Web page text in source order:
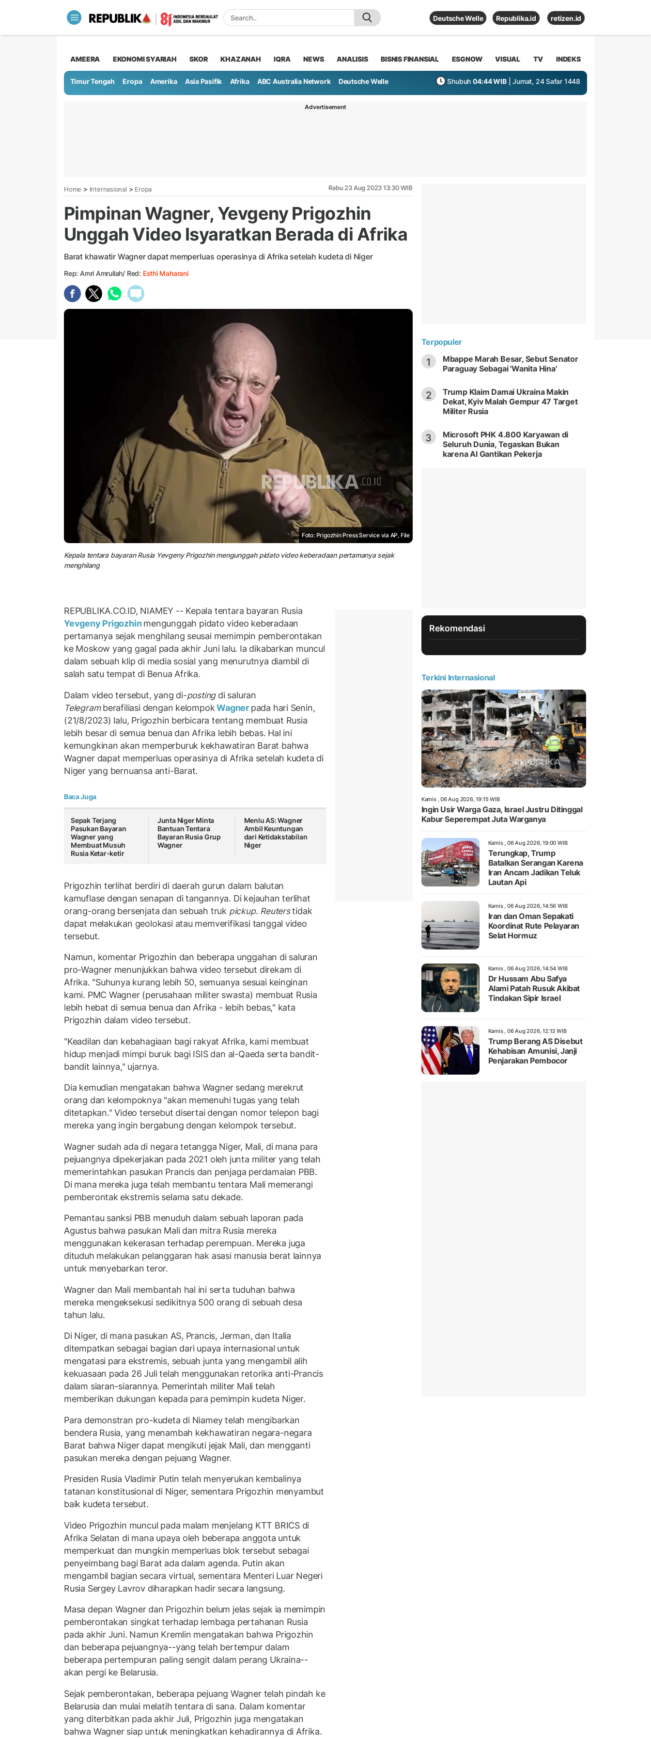
Deutsche Welle Republika.id retizen.id
AMEERA EKONOMI SYARIAH SKOR KHAZANAH IQRA NEWS ANALISIS BISNIS FINANSIAL ESGNOW VISUAL TV INDEKS
Timur Tengah Eropa Amerika Asia Pasifik Afrika ABC Australia Network Deutsche Welle Shubuh 04:44 WIB | Jumat, 24 Safar 1448
Advertisement
Home > Internasional > Eropa Rabu 23 Aug 2023 13:30 WIB
Pimpinan Wagner, Yevgeny Prigozhin
Unggah Video Isyaratkan Berada di Afrika
Barat khawatir Wagner dapat memperluas operasinya di Afrika setelah kudeta di Niger
Rep: Amri Amrullah/ Red: Esthi Maharani
Foto: Prigozhin Press Service via AP, File
Kepala tentara bayaran Rusia Yevgeny Prigozhin mengunggah pidato video keberadaan pertamanya sejak
menghilang
REPUBLIKA.CO.ID, NIAMEY -- Kepala tentara bayaran Rusia
Yevgeny Prigozhinmengunggah pidato video keberadaan
pertamanya sejak menghilang seusai memimpin pemberontakan
ke Moskow yang gagal pada akhir Juni lalu. Ia dikabarkan muncul
dalam sebuah klip di media sosial yang menurutnya diambil di
salah satu tempat di Benua Afrika.
Dalam video tersebut, yang di-postingdi saluran
Telegramberafiliasi dengan kelompokWagner pada hari Senin,
(21/8/2023) lalu, Prigozhin berbicara tentang membuat Rusia
lebih besar di semua benua dan Afrika lebih bebas. Hal ini
kemungkinan akan memperburuk kekhawatiran Barat bahwa
Wagner dapat memperluas operasinya di Afrika setelah kudeta di
Niger yang bernuansa anti-Barat.
Baca Juga
Sepak Terjang
Pasukan Bayaran
Wagner yang
Membuat Musuh
Rusia Ketar-ketir
Junta Niger Minta
Bantuan Tentara
Bayaran Rusia Grup
Wagner
Menlu AS: Wagner
Ambil Keuntungan
dari Ketidakstabilan
Niger
Prigozhin terlihat berdiri di daerah gurun dalam balutan
kamuflase dengan senapan di tangannya. Di kejauhan terlihat
orang-orang bersenjata dan sebuah truk pickup. Reuterstidak
dapat melakukan geolokasi atau memverifikasi tanggal video
tersebut.
Namun, komentar Prigozhin dan beberapa unggahan di saluran
pro-Wagner menunjukkan bahwa video tersebut direkam di
Afrika. "Suhunya kurang lebih 50, semuanya sesuai keinginan
kami. PMC Wagner (perusahaan militer swasta) membuat Rusia
lebih hebat di semua benua dan Afrika - lebih bebas," kata
Prigozhin dalam video tersebut.
"Keadilan dan kebahagiaan bagi rakyat Afrika, kami membuat
hidup menjadi mimpi buruk bagi ISIS dan al-Qaeda serta bandit-
bandit lainnya," ujarnya.
Dia kemudian mengatakan bahwa Wagner sedang merekrut
orang dan kelompoknya "akan memenuhi tugas yang telah
ditetapkan." Video tersebut disertai dengan nomor telepon bagi
mereka yang ingin bergabung dengan kelompok tersebut.
Wagner sudah ada di negara tetangga Niger, Mali, di mana para
pejuangnya dipekerjakan pada 2021 oleh junta militer yang telah
memerintahkan pasukan Prancis dan penjaga perdamaian PBB.
Di mana mereka juga telah membantu tentara Mali memerangi
pemberontak ekstremis selama satu dekade.
Pemantau sanksi PBB menuduh dalam sebuah laporan pada
Agustus bahwa pasukan Mali dan mitra Rusia mereka
menggunakan kekerasan terhadap perempuan. Mereka juga
dituduh melakukan pelanggaran hak asasi manusia berat lainnya
untuk menyebarkan teror.
Wagner dan Mali membantah hal ini serta tuduhan bahwa
mereka mengeksekusi sedikitnya 500 orang di sebuah desa
tahun lalu.
Di Niger, di mana pasukan AS, Prancis, Jerman, dan Italia
ditempatkan sebagai bagian dari upaya internasional untuk
mengatasi para ekstremis, sebuah junta yang mengambil alih
kekuasaan pada 26 Juli telah menggunakan retorika anti-Prancis
dalam siaran-siarannya. Pemerintah militer Mali telah
memberikan dukungan kepada para pemimpin kudeta Niger.
Para demonstran pro-kudeta di Niamey telah mengibarkan
bendera Rusia, yang menambah kekhawatiran negara-negara
Barat bahwa Niger dapat mengikuti jejak Mali, dan mengganti
pasukan mereka dengan pejuang Wagner.
Presiden Rusia Vladimir Putin telah menyerukan kembalinya
tatanan konstitusional di Niger, sementara Prigozhin menyambut
baik kudeta tersebut.
Video Prigozhin muncul pada malam menjelang KTT BRICS di
Afrika Selatan di mana upaya oleh beberapa anggota untuk
memperkuat dan mungkin memperluas blok tersebut sebagai
penyeimbang bagi Barat ada dalam agenda. Putin akan
mengambil bagian secara virtual, sementara Menteri Luar Negeri
Rusia Sergey Lavrov diharapkan hadir secara langsung.
Masa depan Wagner dan Prigozhin belum jelas sejak ia memimpin
pemberontakan singkat terhadap lembaga pertahanan Rusia
pada akhir Juni. Namun Kremlin mengatakan bahwa Prigozhin
dan beberapa pejuangnya--yang telah bertempur dalam
beberapa pertempuran paling sengit dalam perang Ukraina--
akan pergi ke Belarusia.
Sejak pemberontakan, beberapa pejuang Wagner telah pindah ke
Belarusia dan mulai melatih tentara di sana. Dalam komentar
yang diterbitkan pada akhir Juli, Prigozhin juga mengatakan
bahwa Wagner siap untuk meningkatkan kehadirannya di Afrika.
Terpopuler
1
Mbappe Marah Besar, Sebut Senator
Paraguay Sebagai 'Wanita Hina'
2
Trump Klaim Damai Ukraina Makin
Dekat, Kyiv Malah Gempur 47 Target
Militer Rusia
3
Microsoft PHK 4.800 Karyawan di
Seluruh Dunia, Tegaskan Bukan
karena AI Gantikan Pekerja
Rekomendasi
Terkini Internasional
Kamis , 06 Aug 2026, 19:15 WIB
Ingin Usir Warga Gaza, Israel Justru Ditinggal
Kabur Seperempat Juta Warganya
Kamis , 06 Aug 2026, 19:00 WIB
Terungkap, Trump
Batalkan Serangan Karena
Iran Ancam Jadikan Teluk
Lautan Api
Kamis , 06 Aug 2026, 14:56 WIB
Iran dan Oman Sepakati
Koordinat Rute Pelayaran
Selat Hormuz
Kamis , 06 Aug 2026, 14:54 WIB
Dr Hussam Abu Safya
Alami Patah Rusuk Akibat
Tindakan Sipir Israel
Kamis , 06 Aug 2026, 12:13 WIB
Trump Berang AS Disebut
Kehabisan Amunisi, Janji
Penjarakan Pembocor